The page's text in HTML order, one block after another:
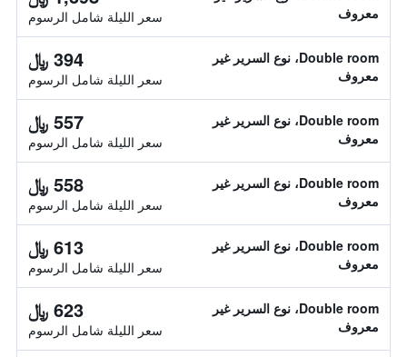
معروف
سعر الليلة شامل الرسوم
Double room، نوع السرير غير
معروف
394 ﷼
سعر الليلة شامل الرسوم
Double room، نوع السرير غير
معروف
557 ﷼
سعر الليلة شامل الرسوم
Double room، نوع السرير غير
معروف
558 ﷼
سعر الليلة شامل الرسوم
Double room، نوع السرير غير
معروف
613 ﷼
سعر الليلة شامل الرسوم
Double room، نوع السرير غير
معروف
623 ﷼
سعر الليلة شامل الرسوم